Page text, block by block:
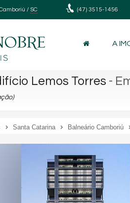
/ SC (47)3515-1456
A
Lemos Torres -
Santa Catarina Balneário Camboriú